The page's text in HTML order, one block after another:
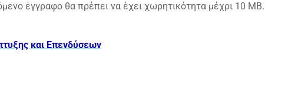
έγγραφο θα πρέπει να έχει χωρητικότητα μέχρι 10 ΜB.
και Επενδύσεων